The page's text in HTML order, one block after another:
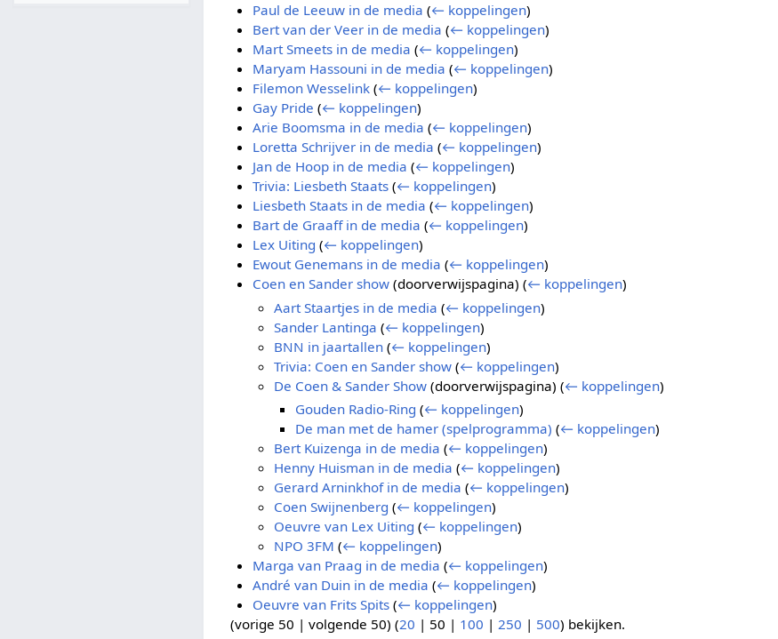
Paul de Leeuw in de media (← koppelingen)
Bert van der Veer in de media (← koppelingen)
Mart Smeets in de media (← koppelingen)
Maryam Hassouni in de media (← koppelingen)
Filemon Wesselink (← koppelingen)
Gay Pride (← koppelingen)
Arie Boomsma in de media (← koppelingen)
Loretta Schrijver in de media (← koppelingen)
Jan de Hoop in de media (← koppelingen)
Trivia: Liesbeth Staats (← koppelingen)
Liesbeth Staats in de media (← koppelingen)
Bart de Graaff in de media (← koppelingen)
Lex Uiting (← koppelingen)
Ewout Genemans in de media (← koppelingen)
Coen en Sander show(doorverwijspagina) (← koppelingen)
Aart Staartjes in de media (← koppelingen)
Sander Lantinga (← koppelingen)
BNN in jaartallen (← koppelingen)
Trivia: Coen en Sander show (← koppelingen)
De Coen & Sander Show (doorverwijspagina) (← koppelingen)
Gouden Radio-Ring (← koppelingen)
De man met de hamer (spelprogramma) (← koppelingen)
Bert Kuizenga in de media (← koppelingen)
Henny Huisman in de media (← koppelingen)
Gerard Arninkhof in de media (← koppelingen)
Coen Swijnenberg (← koppelingen)
Oeuvre van Lex Uiting (← koppelingen)
NPO 3FM (← koppelingen)
Marga van Praag in de media (← koppelingen)
André van Duin in de media (← koppelingen)
Oeuvre van Frits Spits (← koppelingen)
(vorige 50 |volgende 50) (20 | 50 | 100 |250 | 500) bekijken.